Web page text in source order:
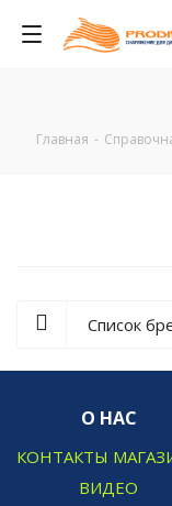
Главная -
Список
О НАС
КОНТАКТЫ
ВИДЕО